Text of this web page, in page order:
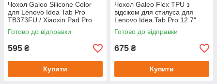
Чохол Galeo Silicone Color
для Lenovo Idea Tab Pro
TB373FU / Xiaoxin Pad Pro
12.7" (2025) Sage
Готово до відправки
595 ₴
Купити
Чохол Galeo Flex TPU з
відсіком для стилуса для
Lenovo Idea Tab Pro 12.7"
TB373FU Grey
Готово до відправки
675 ₴
Купити